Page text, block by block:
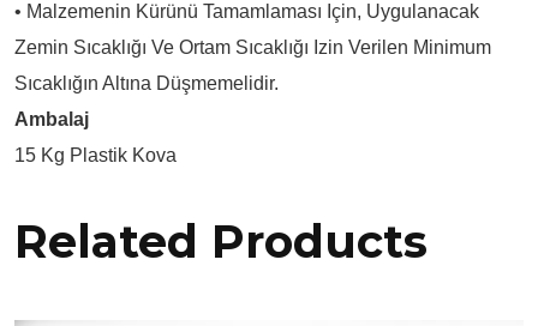
• Malzemenin Kürünü Tamamlaması Için, Uygulanacak
Zemin Sıcaklığı Ve Ortam Sıcaklığı Izin Verilen Minimum
Sıcaklığın Altına Düşmemelidir.
Ambalaj
15 Kg Plastik Kova
Related Products